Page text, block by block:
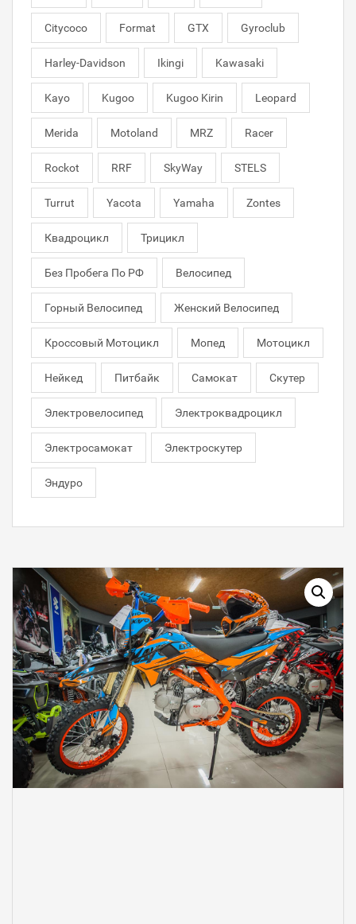
Citycoco Format GTX Gyroclub
Harley-Davidson Ikingi Kawasaki
Kayo Kugoo Kugoo Kirin Leopard
Merida Motoland MRZ Racer
Rockot RRF SkyWay STELS
Turrut Yacota Yamaha Zontes
Квадроцикл Трицикл
Без Пробега По РФ Велосипед
Горный Велосипед Женский Велосипед
Кроссовый Мотоцикл Мопед Мотоцикл
Нейкед Питбайк Самокат Скутер
Электровелосипед Электроквадроцикл
Электросамокат Электроскутер
Эндуро